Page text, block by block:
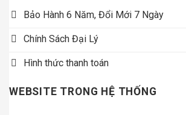
Bảo Hành 6 Năm, Đổi Mới 7 Ngày
Chính Sách Đại Lý
Hình thức thanh toán
WEBSITE TRONG HỆ THỐNG